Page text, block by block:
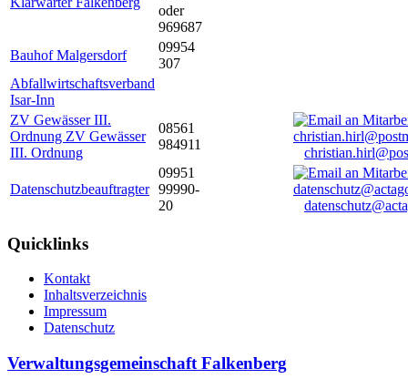
oder
969687
Bauhof Malgersdorf
09954
307
Abfallwirtschaftsverband
Isar-Inn
ZV Gewässer III.
Ordnung ZV Gewässer
III. Ordnung
08561
984911
Datenschutzbeauftragter
09951
99990-
20
Quicklinks
Kontakt
Inhaltsverzeichnis
Impressum
Datenschutz
Verwaltungsgemeinschaft Falkenberg